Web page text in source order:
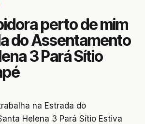
perto de mim
do Assentamento
3 Pará Sítio
na Estrada do
Helena 3 Pará Sítio Estiva